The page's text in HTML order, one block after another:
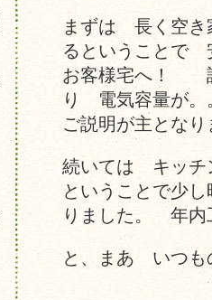
まずは 長く空き
るということで
お客様宅へ！
り 電気容量が。
ご説明が主とな
続いては キッチ
ということで少
りました。 年内
と、まあ いつも